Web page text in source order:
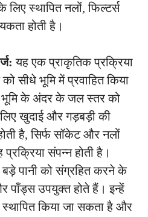
स्थापित नलों, फिल्टर्स
होती है।
यह एक प्राकृतिक प्रक्रिया
सीधे भूमि में प्रवाहित किया
भूमि के अंदर के जल स्तर को
खुदाई और गड़बड़ी की
है, सिर्फ सॉकेट और नलों
संपन्न होती है।
बड़े पानी को संग्रहित करने के
पॉंड्स उपयुक्त होते हैं। इन्हें
स्थापित किया जा सकता है और